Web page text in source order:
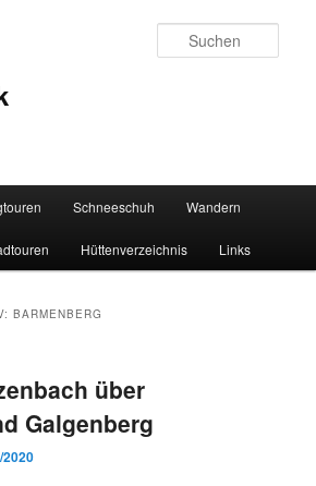
Schneeschuh Wandern
Hüttenverzeichnis Links
BARMENBERG
über
Galgenberg
2020